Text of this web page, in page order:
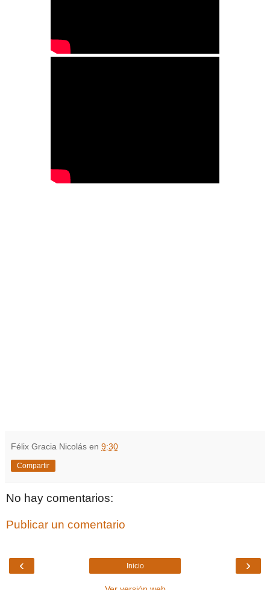
Félix Gracia Nicolás en 9:30
Compartir
No hay comentarios:
Publicar un comentario
‹ ›
Inicio